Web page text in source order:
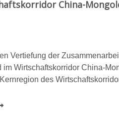
Vertiefung der
im Wirtschaftskorridor China-
des
die Möglichkeit, ihre